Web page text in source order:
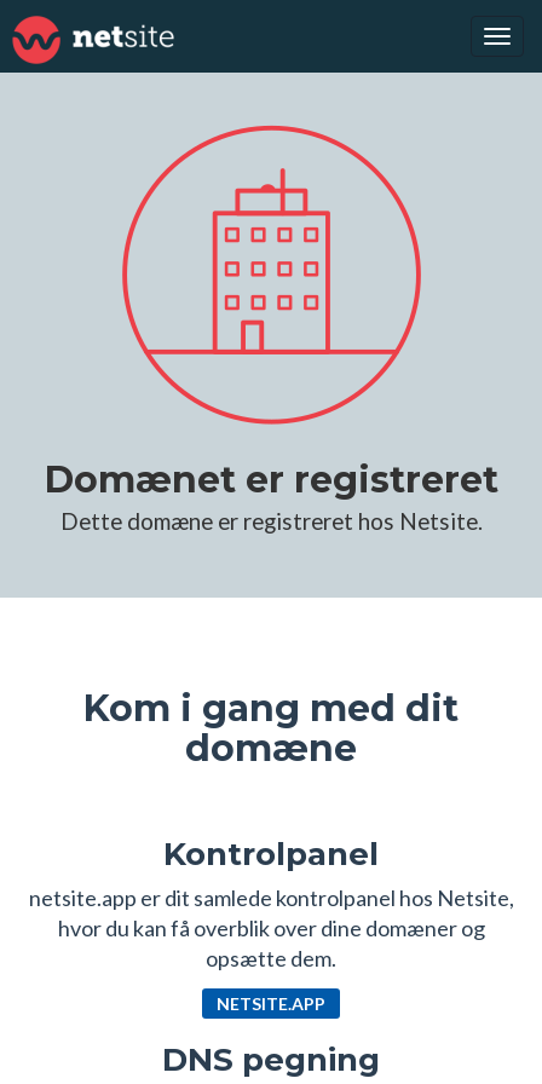
Domænet er registreret
Dette domæne er registreret hos Netsite.
Kom i gang med dit
domæne
Kontrolpanel
netsite.app er dit samlede kontrolpanel hos Netsite,
hvor du kan få overblik over dine domæner og
opsætte dem.
NETSITE.APP
DNS pegning